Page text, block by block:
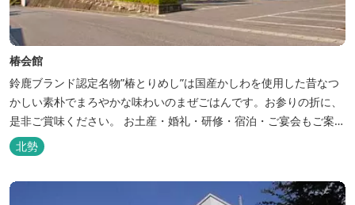
椿会館
鈴鹿ブランド認定名物”椿とりめし”は国産かしわを使用した昔なつ
かしい素朴でまろやかな味わいのまぜごはんです。お参りの折に、
是非ご賞味ください。 お土産・婚礼・研修・宿泊・ご宴会もご案内
しております。
北勢